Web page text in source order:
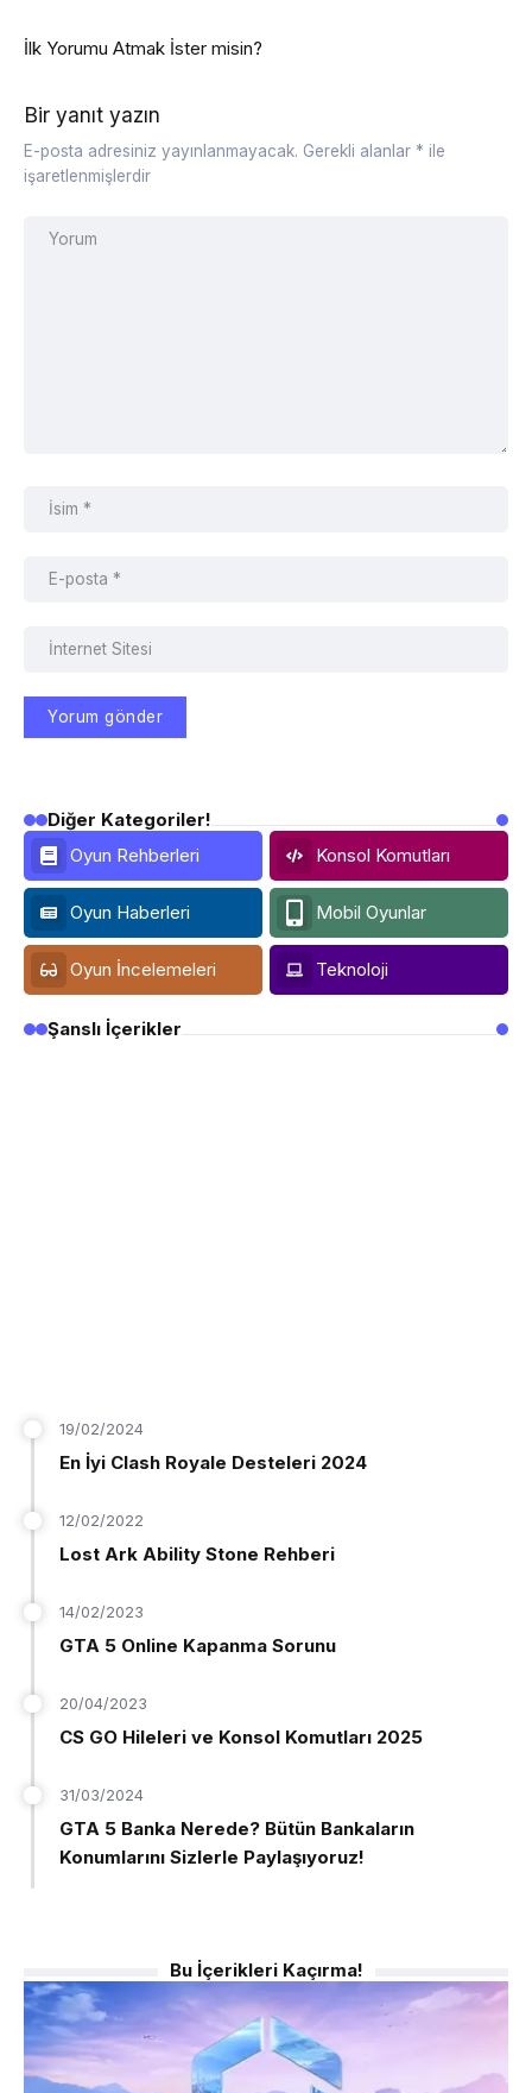
İlk Yorumu Atmak İster misin?
Bir yanıt yazın
E-posta adresiniz yayınlanmayacak. Gerekli alanlar * ile
işaretlenmişlerdir
Diğer Kategoriler!
Oyun Rehberleri
Konsol Komutları
Oyun Haberleri Mobil Oyunlar
Oyun İncelemeleri Teknoloji
Şanslı İçerikler
19/02/2024
En İyi Clash Royale Desteleri 2024
12/02/2022
Lost Ark Ability Stone Rehberi
14/02/2023
GTA 5 Online Kapanma Sorunu
20/04/2023
CS GO Hileleri ve Konsol Komutları 2025
31/03/2024
GTA 5 Banka Nerede? Bütün Bankaların
Konumlarını Sizlerle Paylaşıyoruz!
Bu İçerikleri Kaçırma!